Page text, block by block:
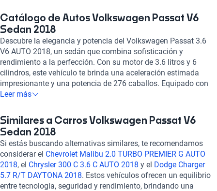
Catálogo de Autos Volkswagen Passat V6
Sedan 2018
Descubre la elegancia y potencia del Volkswagen Passat 3.6
V6 AUTO 2018, un sedán que combina sofisticación y
rendimiento a la perfección. Con su motor de 3.6 litros y 6
cilindros, este vehículo te brinda una aceleración estimada
impresionante y una potencia de 276 caballos. Equipado con
tecnología de punta, como luces de niebla delanteras, pantalla
conectividad en cada viaje. Además, su sistema de seguridad
completo, con 6 airbags, frenos ABS y asistencia de frenado,
garantiza tu tranquilidad en todo momento. Experimenta la
excelencia en cada detalle con el Volkswagen Passat 3.6 V6
AUTO 2018. ¡Hazlo tuyo y vive la experiencia de conducir un
auto de alto nivel!
Leer más
Similares a Carros Volkswagen Passat V6
Sedan 2018
Si estás buscando alternativas similares, te recomendamos
considerar el Chevrolet Malibu 2.0 TURBO PREMIER G AUTO
2018, el Chrysler 300 C 3.6 C AUTO 2018 y el Dodge Charger
5.7 R/T DAYTONA 2018. Estos vehículos ofrecen un equilibrio
entre tecnología, seguridad y rendimiento, brindando una